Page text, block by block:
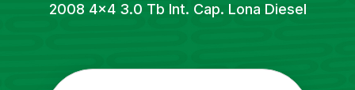
2008 4x4 3.0 Tb Int. Cap. Lona Diesel